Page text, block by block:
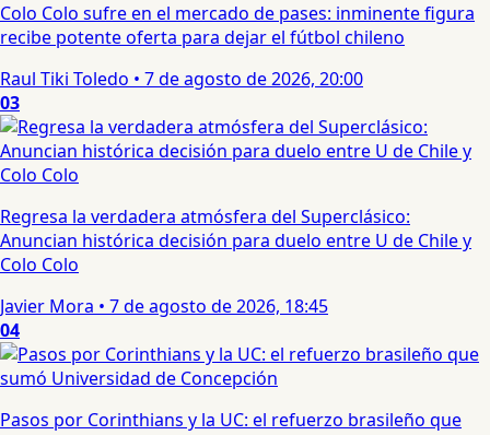
Colo Colo sufre en el mercado de pases: inminente figura
recibe potente oferta para dejar el fútbol chileno
Raul Tiki Toledo • 7 de agosto de 2026, 20:00
03
Regresa la verdadera atmósfera del Superclásico:
Anuncian histórica decisión para duelo entre U de Chile y
Colo Colo
Javier Mora • 7 de agosto de 2026, 18:45
04
Pasos por Corinthians y la UC: el refuerzo brasileño que